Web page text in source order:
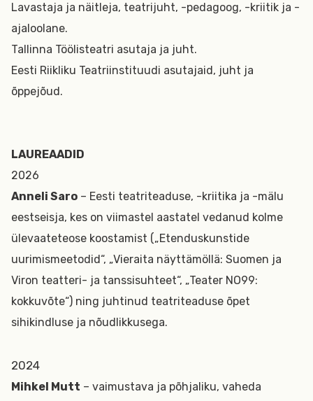
Lavastaja ja näitleja, teatrijuht, -pedagoog, -kriitik ja -
ajaloolane.
Tallinna Töölisteatri asutaja ja juht.
Eesti Riikliku Teatriinstituudi asutajaid, juht ja
õppejõud.
LAUREAADID
2026
Anneli Saro – Eesti teatriteaduse, -kriitika ja -mälu
eestseisja, kes on viimastel aastatel vedanud kolme
ülevaateteose koostamist („Etenduskunstide
uurimismeetodid“, „Vieraita näyttämöllä: Suomen ja
Viron teatteri- ja tanssisuhteet“, „Teater NO99:
kokkuvõte“) ning juhtinud teatriteaduse õpet
sihikindluse ja nõudlikkusega.
2024
Mihkel Mutt – vaimustava ja põhjaliku, vaheda